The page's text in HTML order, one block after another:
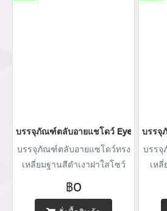
บรรจุภัณฑ์ตลับอายแชโดว์
บรรจุภัณฑ์ตลับอายแซโดว์ทรง
เหลี่ยมฐานสีดำเงาฝาใสโซว์
เนื้อ แบบ 8 ช่อง
฿0
บรรจุ
บรร
เห